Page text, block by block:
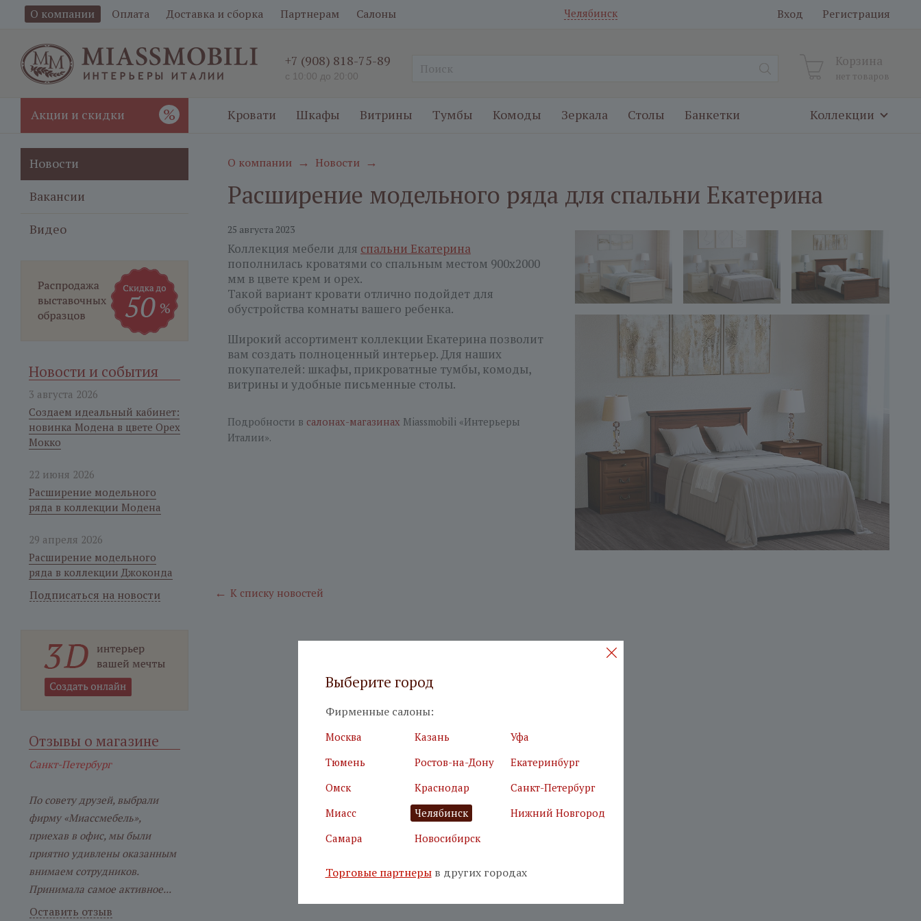
О компании Оплата Доставка и сборка Партнерам Салоны Челябинск Вход Регистрация
+7 (908) 818-75-89
с 10:00 до 20:00
Корзина
нет товаров
Акции и скидки % Кровати Шкафы Витрины Тумбы Комоды Зеркала Столы Банкетки Коллекции
О компании → Новости →
Расширение модельного ряда для спальни Екатерина
25 августа 2023
Коллекция мебели для спальни Екатерина
пополнилась кроватями со спальным местом 900х2000
мм в цвете крем и орех.
Такой вариант кровати отлично подойдет для
обустройства комнаты вашего ребенка.
Широкий ассортимент коллекции Екатерина позволит
вам создать полноценный интерьер. Для наших
покупателей: шкафы, прикроватные тумбы, комоды,
витрины и удобные письменные столы.
Подробности в салонах-магазинах Miassmobili «Интерьеры
Италии».
← К списку новостей
Новости
Вакансии
Видео
Новости и события
3 августа 2026
Создаем идеальный кабинет:
новинка Модена в цвете Орех
Мокко
22 июня 2026
Расширение модельного
ряда в коллекции Модена
29 апреля 2026
Расширение модельного
ряда в коллекции Джоконда
Подписаться на новости
Отзывы о магазине
Санкт-Петербург
По совету друзей, выбрали
фирму «Миассмебель»,
приехав в офис, мы были
приятно удивлены оказанным
внимаем сотрудников.
Принимала самое активное...
Оставить отзыв
Выберите город
Фирменные салоны:
Москва Казань
Уфа
Тюмень
Ростов-на-Дону
Екатеринбург
Омск
Краснодар
Санкт-Петербург
Миасс
Челябинск
Нижний Новгород
Самара
Новосибирск
Торговые партнерыв других городах